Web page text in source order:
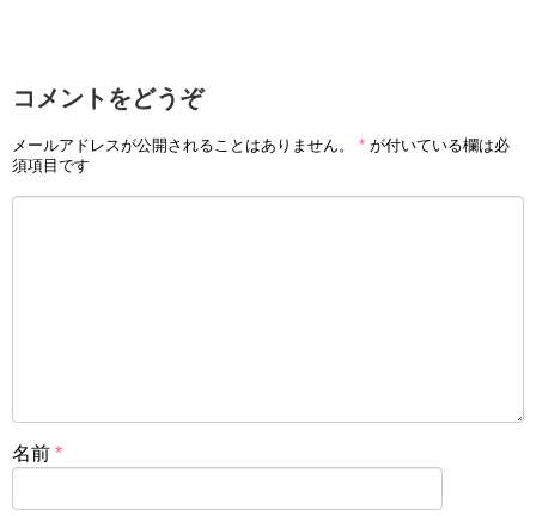
コメントをどうぞ
メールアドレスが公開されることはありません。 * が付いている欄は必
須項目です
名前 *